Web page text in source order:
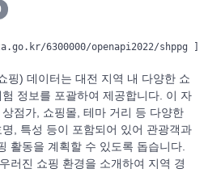
6300000/openapi2022/shppg
핑) 데이터는 대전 지역 내 다양한 쇼
정보를 포괄하여 제공합니다. 이 자
점가, 쇼핑몰, 테마 거리 등 다양한
, 특성 등이 포함되어 있어 관광객과
활동을 계획할 수 있도록 돕습니다.
러진 쇼핑 환경을 소개하여 지역 경